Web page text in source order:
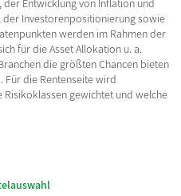
Entwicklung von Inflation und
der Investorenpositionierung sowie
werden im Rahmen der
für die Asset Allokation u. a.
die größten Chancen bieten
Für die Rentenseite wird
gewichtet und welche